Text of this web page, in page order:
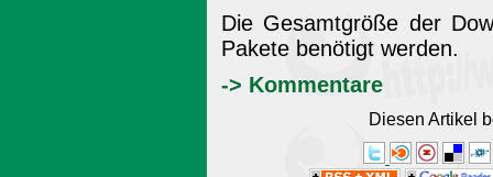
Die Gesamtgröße der
Pakete benötigt werden.
-> Kommentare
Diesen Artikel